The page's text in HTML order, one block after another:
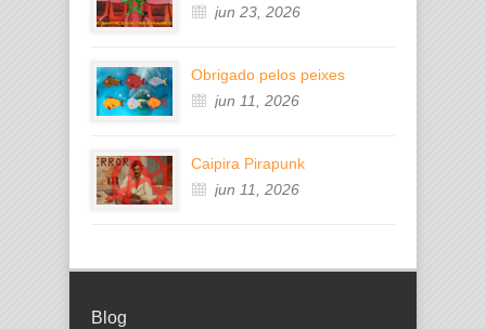
jun 23, 2026
Obrigado pelos peixes
jun 11, 2026
Caipira Pirapunk
jun 11, 2026
Blog